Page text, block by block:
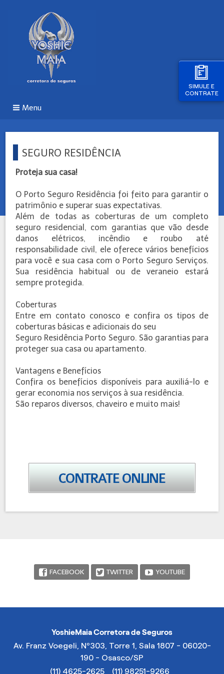
SIMULE E
CONTRATE
Menu
SEGURO RESIDÊNCIA
Proteja sua casa!
O Porto Seguro Residência foi feito para garantir o
patrimônio e superar suas expectativas.
Além de todas as coberturas de um completo
seguro residencial, com garantias que vão desde
danos elétricos, incêndio e roubo até
responsabilidade civil, ele oferece vários benefícios
para você e sua casa com o Porto Seguro Serviços.
Sua residência habitual ou de veraneio estará
sempre protegida.
Coberturas
Entre em contato conosco e confira os tipos de
coberturas básicas e adicionais do seu
Seguro Residência Porto Seguro. São garantias para
proteger sua casa ou apartamento.
Vantagens e Benefícios
Confira os benefícios disponíveis para auxiliá-lo e
gerar economia nos serviços à sua residência.
​São reparos diversos, chaveiro e muito mais!
FACEBOOK TWITTER YOUTUBE
YoshieMaia Corretora de Seguros
Av. Franz Voegeli, Nº303, Torre 1, Sala 1807 - 06020-
190 - Osasco/SP
(11) 4625-2625
(11) 98251-9266